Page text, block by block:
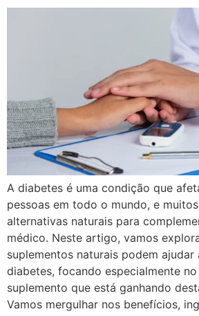
A diabetes é uma condição que
pessoas em todo o mundo, e
alternativas naturais para
médico. Neste artigo, vamos
suplementos naturais podem ajudar
diabetes, focando especialmente no
suplemento que está ganhando
Vamos mergulhar nos benefícios,